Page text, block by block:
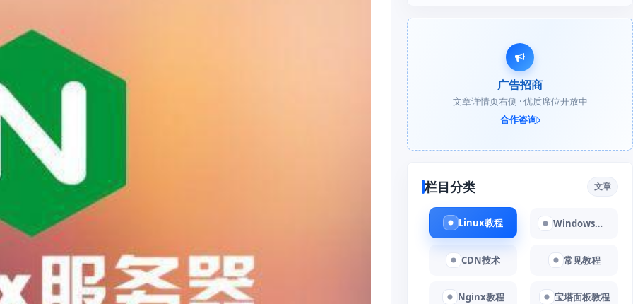
广告招商
文章详情页右侧 · 优质席位开放中
合作咨询
栏目分类 文章
Linux教程 Windows教程
CDN技术 常见教程
Nginx教程 宝塔面板教程